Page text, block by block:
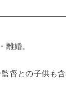
離婚。
督との子供も